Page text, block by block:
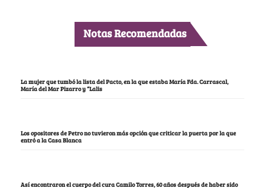
Notas Recomendadas
La mujer que tumbó la lista del Pacto, en la que estaba María Fda. Carrascal,
María del Mar Pizarro y “Lalis
Los opositores de Petro no tuvieron más opción que criticar la puerta por la que
entró a la Casa Blanca
Así encontraron el cuerpo del cura Camilo Torres, 60 años después de haber sido